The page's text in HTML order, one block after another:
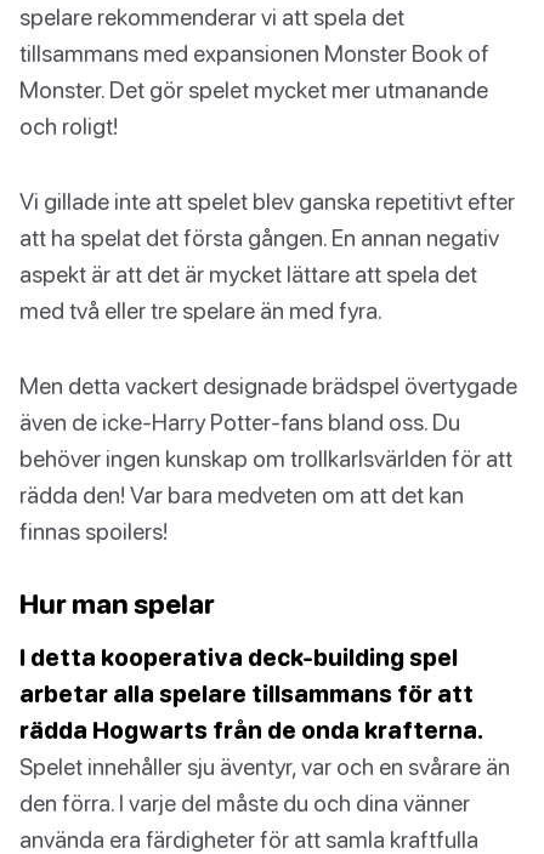
spelare rekommenderar vi att spela det
tillsammans med expansionen Monster Book of
Monster. Det gör spelet mycket mer utmanande
och roligt!
Vi gillade inte att spelet blev ganska repetitivt efter
att ha spelat det första gången. En annan negativ
aspekt är att det är mycket lättare att spela det
med två eller tre spelare än med fyra.
Men detta vackert designade brädspel övertygade
även de icke-Harry Potter-fans bland oss. Du
behöver ingen kunskap om trollkarlsvärlden för att
rädda den! Var bara medveten om att det kan
finnas spoilers!
Hur man spelar
I detta kooperativa deck-building spel
arbetar alla spelare tillsammans för att
rädda Hogwarts från de onda krafterna.
Spelet innehåller sju äventyr, var och en svårare än
den förra. I varje del måste du och dina vänner
använda era färdigheter för att samla kraftfulla